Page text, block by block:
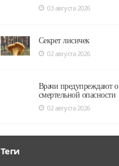
03 августа 2026
Секрет лисичек
02 августа 2026
Врачи предупреждают о
смертельной опасности
02 августа 2026
Теги